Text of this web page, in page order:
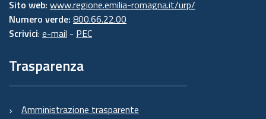
Sito web: www.regione.emilia-romagna.it/urp/
Numero verde: 800.66.22.00
Scrivici: e-mail - PEC
Trasparenza
Amministrazione trasparente